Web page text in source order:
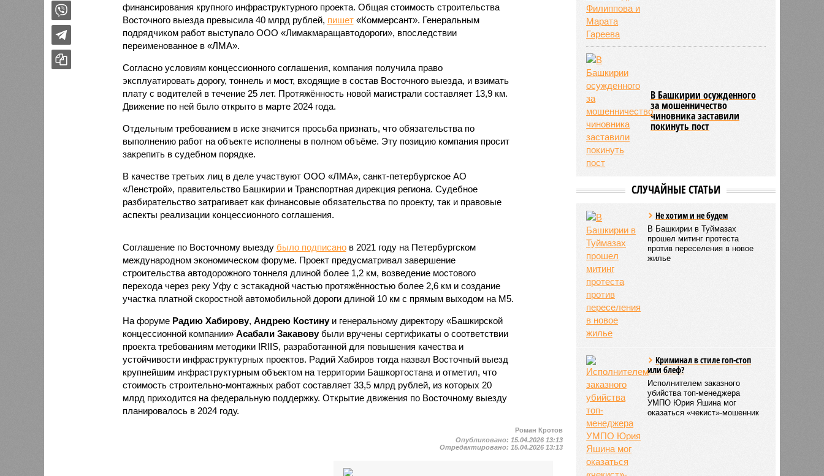
финансирования крупного инфраструктурного проекта. Общая стоимость строительства
Восточного выезда превысила 40 млрд рублей, пишет«Коммерсант». Генеральным
подрядчиком работ выступало ООО «Лимакмаращавтодороги», впоследствии
переименованное в «ЛМА».
Согласно условиям концессионного соглашения, компания получила право
эксплуатировать дорогу, тоннель и мост, входящие в состав Восточного выезда, и взимать
плату с водителей в течение 25 лет. Протяжённость новой магистрали составляет 13,9 км.
Движение по ней было открыто в марте 2024 года.
Отдельным требованием в иске значится просьба признать, что обязательства по
выполнению работ на объекте исполнены в полном объёме. Эту позицию компания просит
закрепить в судебном порядке.
В качестве третьих лиц в деле участвуют ООО «ЛМА», санкт-петербургское АО
«Ленстрой», правительство Башкирии и Транспортная дирекция региона. Судебное
разбирательство затрагивает как финансовые обязательства по проекту, так и правовые
аспекты реализации концессионного соглашения.
Соглашение по Восточному выезду было подписанов 2021 году на Петербургском
международном экономическом форуме. Проект предусматривал завершение
строительства автодорожного тоннеля длиной более 1,2 км, возведение мостового
перехода через реку Уфу с эстакадной частью протяжённостью более 2,6 км и создание
участка платной скоростной автомобильной дороги длиной 10 км с прямым выходом на М5.
На форуме Радию Хабирову, Андрею Костинуи генеральному директору «Башкирской
концессионной компании» Асабали Закавовубыли вручены сертификаты о соответствии
проекта требованиям методики IRIIS, разработанной для повышения качества и
устойчивости инфраструктурных проектов. Радий Хабиров тогда назвал Восточный выезд
крупнейшим инфраструктурным объектом на территории Башкортостана и отметил, что
стоимость строительно-монтажных работ составляет 33,5 млрд рублей, из которых 20
млрд приходится на федеральную поддержку. Открытие движения по Восточному выезду
планировалось в 2024 году.
Роман Кротов
Опубликовано: 15.04.2026 13:13
Отредактировано: 15.04.2026 13:13
В Башкирии осужденного
за мошенничество
чиновника заставили
покинуть пост
СЛУЧАЙНЫЕ СТАТЬИ
Не хотим и не будем
В Башкирии в Туймазах
прошел митинг протеста
против переселения в новое
жилье
Криминал в стиле гоп-стоп
или блеф?
Исполнителем заказного
убийства топ-менеджера
УМПО Юрия Яшина мог
оказаться «чекист»-мошенник